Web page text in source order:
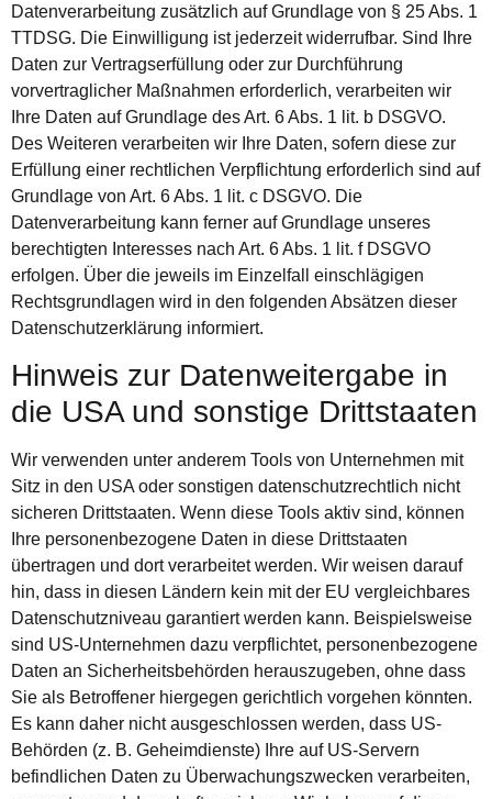
Datenverarbeitung zusätzlich auf Grundlage von § 25 Abs. 1
TTDSG. Die Einwilligung ist jederzeit widerrufbar. Sind Ihre
Daten zur Vertragserfüllung oder zur Durchführung
vorvertraglicher Maßnahmen erforderlich, verarbeiten wir
Ihre Daten auf Grundlage des Art. 6 Abs. 1 lit. b DSGVO.
Des Weiteren verarbeiten wir Ihre Daten, sofern diese zur
Erfüllung einer rechtlichen Verpflichtung erforderlich sind auf
Grundlage von Art. 6 Abs. 1 lit. c DSGVO. Die
Datenverarbeitung kann ferner auf Grundlage unseres
berechtigten Interesses nach Art. 6 Abs. 1 lit. f DSGVO
erfolgen. Über die jeweils im Einzelfall einschlägigen
Rechtsgrundlagen wird in den folgenden Absätzen dieser
Datenschutzerklärung informiert.
Hinweis zur Datenweitergabe in
die USA und sonstige Drittstaaten
Wir verwenden unter anderem Tools von Unternehmen mit
Sitz in den USA oder sonstigen datenschutzrechtlich nicht
sicheren Drittstaaten. Wenn diese Tools aktiv sind, können
Ihre personenbezogene Daten in diese Drittstaaten
übertragen und dort verarbeitet werden. Wir weisen darauf
hin, dass in diesen Ländern kein mit der EU vergleichbares
Datenschutzniveau garantiert werden kann. Beispielsweise
sind US-Unternehmen dazu verpflichtet, personenbezogene
Daten an Sicherheitsbehörden herauszugeben, ohne dass
Sie als Betroffener hiergegen gerichtlich vorgehen könnten.
Es kann daher nicht ausgeschlossen werden, dass US-
Behörden (z. B. Geheimdienste) Ihre auf US-Servern
befindlichen Daten zu Überwachungszwecken verarbeiten,